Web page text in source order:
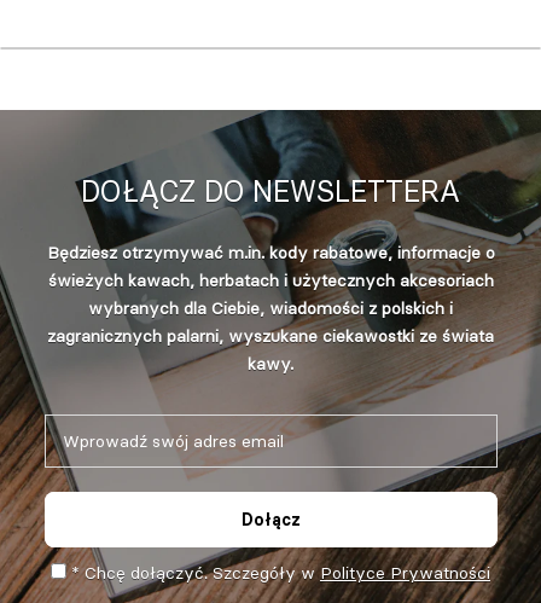
DOŁĄCZ DO NEWSLETTERA
Będziesz otrzymywać m.in. kody rabatowe, informacje o
świeżych kawach, herbatach i użytecznych akcesoriach
wybranych dla Ciebie, wiadomości z polskich i
zagranicznych palarni, wyszukane ciekawostki ze świata
kawy.
Dołącz
* Chcę dołączyć. Szczegóły wPolityce Prywatności